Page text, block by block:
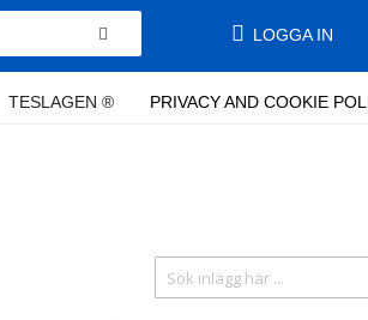
TESLAGEN ® PRIVACY AND COOKIE
LOGGA IN